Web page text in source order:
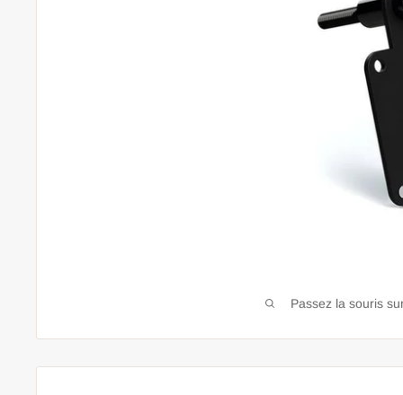
Passez la souris